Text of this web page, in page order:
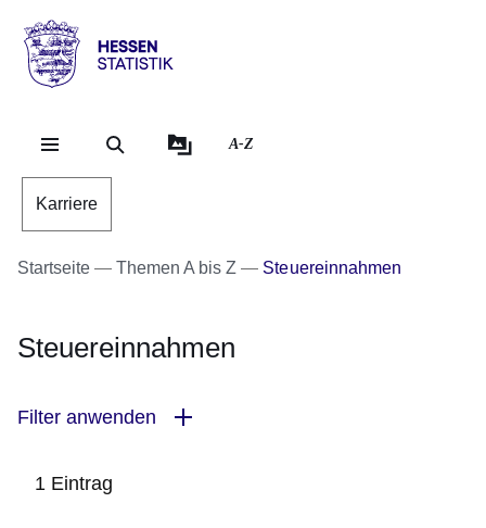
Hessen
Statistik
A-Z
Karriere
Startseite Themen A bis Z Steuereinnahmen
Steuereinnahmen
Filter anwenden
1 Eintrag